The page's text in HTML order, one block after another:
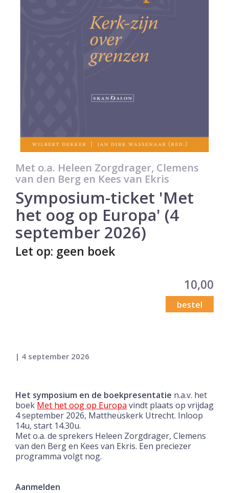
Met o.a. Heleen Zorgdrager, Clemens
van den Berg en Kees van Ekris
Symposium-ticket 'Met
het oog op Europa' (4
september 2026)
Let op: geen boek
10,00
bestel
| 4 september 2026
Het symposium en de boekpresentatie n.a.v. het
boek Met het oog op Europa vindt plaats op vrijdag
4 september 2026, Mattheüskerk Utrecht. Inloop
14u, start 14.30u.
Met o.a. de sprekers Heleen Zorgdrager, Clemens
van den Berg en Kees van Ekris. Een preciezer
programma volgt nog.
Aanmelden